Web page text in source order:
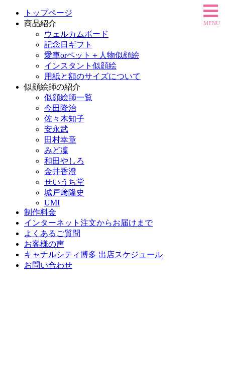
トップページ
商品紹介
ウェルカムボード
記念日ギフト
愛車orペット＋人物似顔絵
インスタント似顔絵
用紙と額のサイズについて
似顔絵師の紹介
似顔絵師一覧
今田隆治
佐々木知子
安永武
田村幸章
みど凜
和田やしろ
金井香澄
せいうち堂
城戸﨑隆史
UMI
制作料金
インターネット注文からお届けまで
よくあるご質問
お客様の声
キャナルシティ博多 出店スケジュール
お問い合わせ
MENU